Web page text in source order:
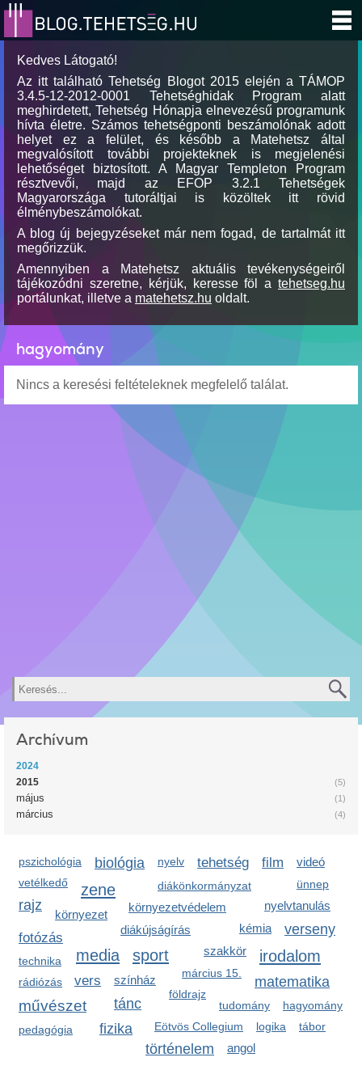
Kedves Látogató!
Az itt található Tehetség Blogot 2015 elején a TÁMOP
3.4.5-12-2012-0001 Tehetséghidak Program alatt
meghirdetett, Tehetség Hónapja elnevezésű programunk
hívta életre. Számos tehetségponti beszámolónak adott
helyet ez a felület, és később a Matehetsz által
megvalósított további projekteknek is megjelenési
lehetőséget biztosított. A Magyar Templeton Program
résztvevői, majd az EFOP 3.2.1 Tehetségek
Magyarországa tutoráltjai is közöltek itt rövid
élménybeszámolókat.
A blog új bejegyzéseket már nem fogad, de tartalmát itt
megőrizzük.
Amennyiben a Matehetsz aktuális tevékenységeiről
tájékozódni szeretne, kérjük, keresse föl a tehetseg.hu
portálunkat, illetve a matehetsz.hu oldalt.
hagyomány
Nincs a keresési feltételeknek megfelelő találat.
Keresés
Archívum
2024
(5)
2015
(1)
május
(4)
március
pszichológia biológia nyelv tehetség
diákönkormányzat
film
vetélkedő
videó
ünnep
zene
nyelvtanulás
rajz környezetvédelem
környezet
kémia
verseny
diákújságírás
fotózás
szakkör
media sport irodalom
technika
március 15.
vers matematika
színház
rádiózás
földrajz
művészet tánc tudomány
hagyomány
Eötvös Collegium
logika tábor
pedagógia
fizika
történelem
angol